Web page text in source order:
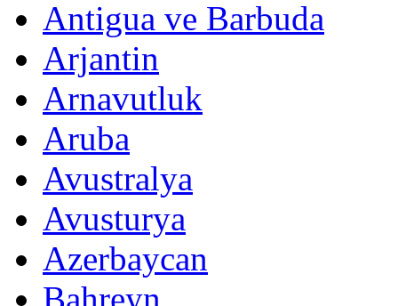
Antigua ve Barbuda
Arjantin
Arnavutluk
Aruba
Avustralya
Avusturya
Azerbaycan
Bahreyn